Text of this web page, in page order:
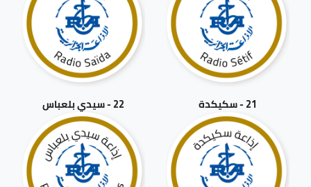
21 - سكيكدة 22 - سيدي بلعباس